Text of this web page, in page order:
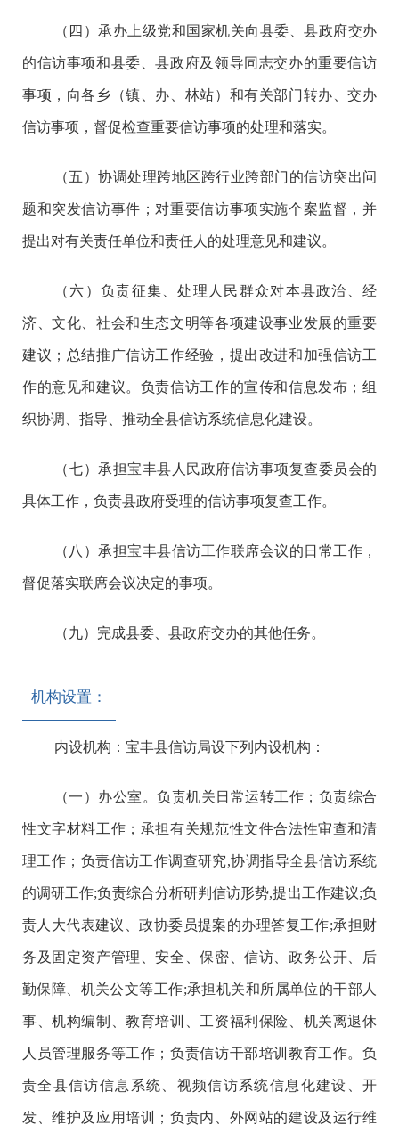
（四）承办上级党和国家机关向县委、县政府交办
的信访事项和县委、县政府及领导同志交办的重要信访
事项，向各乡（镇、办、林站）和有关部门转办、交办
信访事项，督促检查重要信访事项的处理和落实。
（五）协调处理跨地区跨行业跨部门的信访突出问
题和突发信访事件；对重要信访事项实施个案监督，并
提出对有关责任单位和责任人的处理意见和建议。
（六）负责征集、处理人民群众对本县政治、经
济、文化、社会和生态文明等各项建设事业发展的重要
建议；总结推广信访工作经验，提出改进和加强信访工
作的意见和建议。负责信访工作的宣传和信息发布；组
织协调、指导、推动全县信访系统信息化建设。
（七）承担宝丰县人民政府信访事项复查委员会的
具体工作，负责县政府受理的信访事项复查工作。
（八）承担宝丰县信访工作联席会议的日常工作，
督促落实联席会议决定的事项。
（九）完成县委、县政府交办的其他任务。
机构设置：
内设机构：宝丰县信访局设下列内设机构：
（一）办公室。负责机关日常运转工作；负责综合
性文字材料工作；承担有关规范性文件合法性审查和清
理工作；负责信访工作调查研究,协调指导全县信访系统
的调研工作;负责综合分析研判信访形势,提出工作建议;负
责人大代表建议、政协委员提案的办理答复工作;承担财
务及固定资产管理、安全、保密、信访、政务公开、后
勤保障、机关公文等工作;承担机关和所属单位的干部人
事、机构编制、教育培训、工资福利保险、机关离退休
人员管理服务等工作；负责信访干部培训教育工作。负
责全县信访信息系统、视频信访系统信息化建设、开
发、维护及应用培训；负责内、外网站的建设及运行维